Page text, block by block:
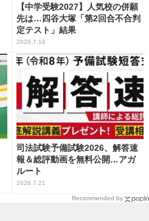
【中学受験2027】人気校の併願
先は…四谷大塚「第2回合不合判
定テスト」結果
2026.7.16
司法試験予備試験2026、解答速
報＆総評動画を無料公開…アガ
ルート
2026.7.21
Recommended by